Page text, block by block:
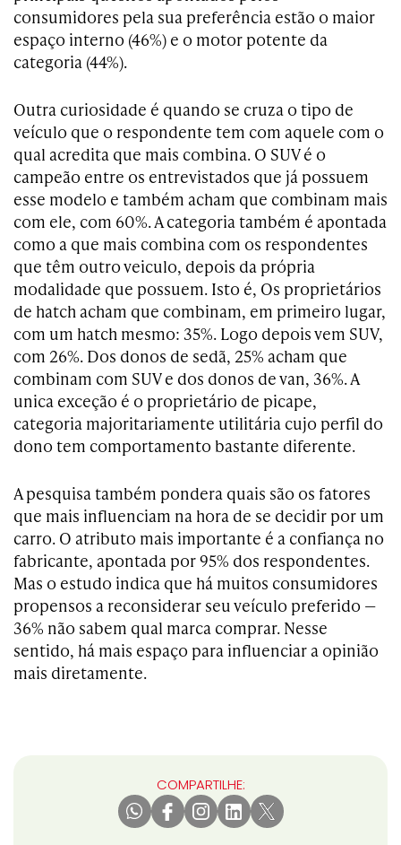
consumidores pela sua preferência estão o maior
espaço interno (46%) e o motor potente da
categoria (44%).
Outra curiosidade é quando se cruza o tipo de
veículo que o respondente tem com aquele com o
qual acredita que mais combina. O SUV é o
campeão entre os entrevistados que já possuem
esse modelo e também acham que combinam mais
com ele, com 60%. A categoria também é apontada
como a que mais combina com os respondentes
que têm outro veiculo, depois da própria
modalidade que possuem. Isto é, Os proprietários
de hatch acham que combinam, em primeiro lugar,
com um hatch mesmo: 35%. Logo depois vem SUV,
com 26%. Dos donos de sedã, 25% acham que
combinam com SUV e dos donos de van, 36%. A
unica exceção é o proprietário de picape,
categoria majoritariamente utilitária cujo perfil do
dono tem comportamento bastante diferente.
A pesquisa também pondera quais são os fatores
que mais influenciam na hora de se decidir por um
carro. O atributo mais importante é a confiança no
fabricante, apontada por 95% dos respondentes.
Mas o estudo indica que há muitos consumidores
propensos a reconsiderar seu veículo preferido —
36% não sabem qual marca comprar. Nesse
sentido, há mais espaço para influenciar a opinião
mais diretamente.
COMPARTILHE: